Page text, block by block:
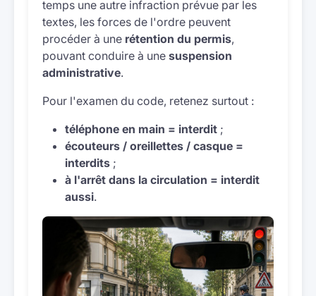
temps une autre infraction prévue par les
textes, les forces de l'ordre peuvent
procéder à une rétention du permis,
pouvant conduire à une suspension
administrative.
Pour l'examen du code, retenez surtout :
téléphone en main = interdit ;
écouteurs / oreillettes / casque =
interdits ;
à l'arrêt dans la circulation = interdit
aussi.